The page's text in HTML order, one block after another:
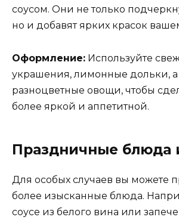
соусом. Они не только
но и добавят ярких красок
Оформление: Используйте
украшения, лимонные дольки, а
разноцветные овощи, чтобы
более яркой и аппетитной.
Праздничные блюда
Для особых случаев вы можете
более изысканные блюда.
соусе из белого вина или